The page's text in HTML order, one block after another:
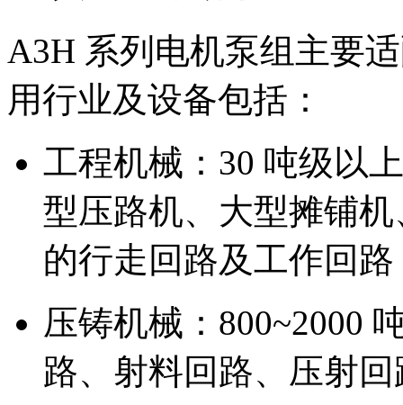
A3H 系列电机泵组主要
用行业及设备包括：
工程机械：30 吨级以
型压路机、大型摊铺
的行走回路及工作回路
压铸机械：800~2000
路、射料回路、压射